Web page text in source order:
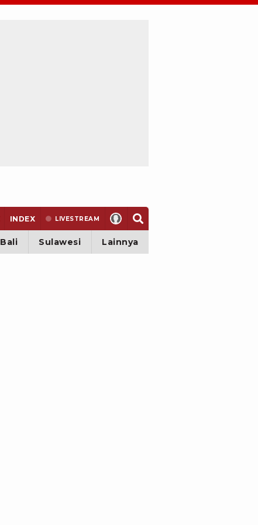
INDEX LIVESTREAM
Bali Sulawesi Lainnya